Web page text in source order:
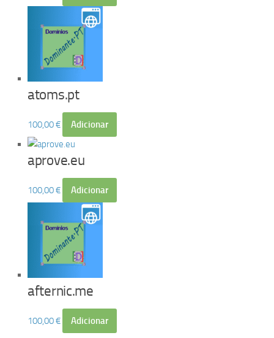
atoms.pt
100,00€ Adicionar
aprove.eu
100,00€ Adicionar
afternic.me
100,00€ Adicionar